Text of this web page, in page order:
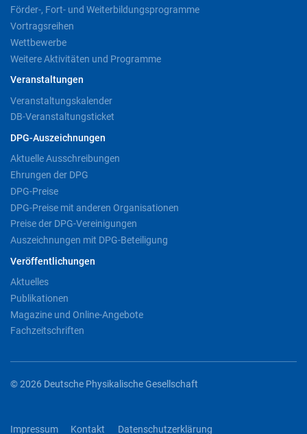
Förder-, Fort- und Weiterbildungsprogramme
Vortragsreihen
Wettbewerbe
Weitere Aktivitäten und Programme
Veranstaltungen
Veranstaltungskalender
DB-Veranstaltungsticket
DPG-Auszeichnungen
Aktuelle Ausschreibungen
Ehrungen der DPG
DPG-Preise
DPG-Preise mit anderen Organisationen
Preise der DPG-Vereinigungen
Auszeichnungen mit DPG-Beteiligung
Veröffentlichungen
Aktuelles
Publikationen
Magazine und Online-Angebote
Fachzeitschriften
© 2026 Deutsche Physikalische Gesellschaft
Impressum Kontakt Datenschutzerklärung